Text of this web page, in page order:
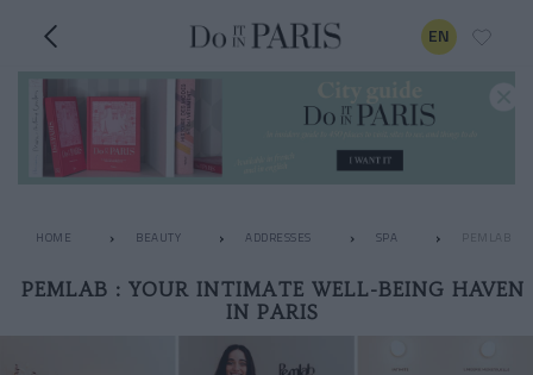
EN
HOME BEAUTY ADDRESSES SPA PEMLAB :
PEMLAB : YOUR INTIMATE WELL-BEING HAVEN
IN PARIS